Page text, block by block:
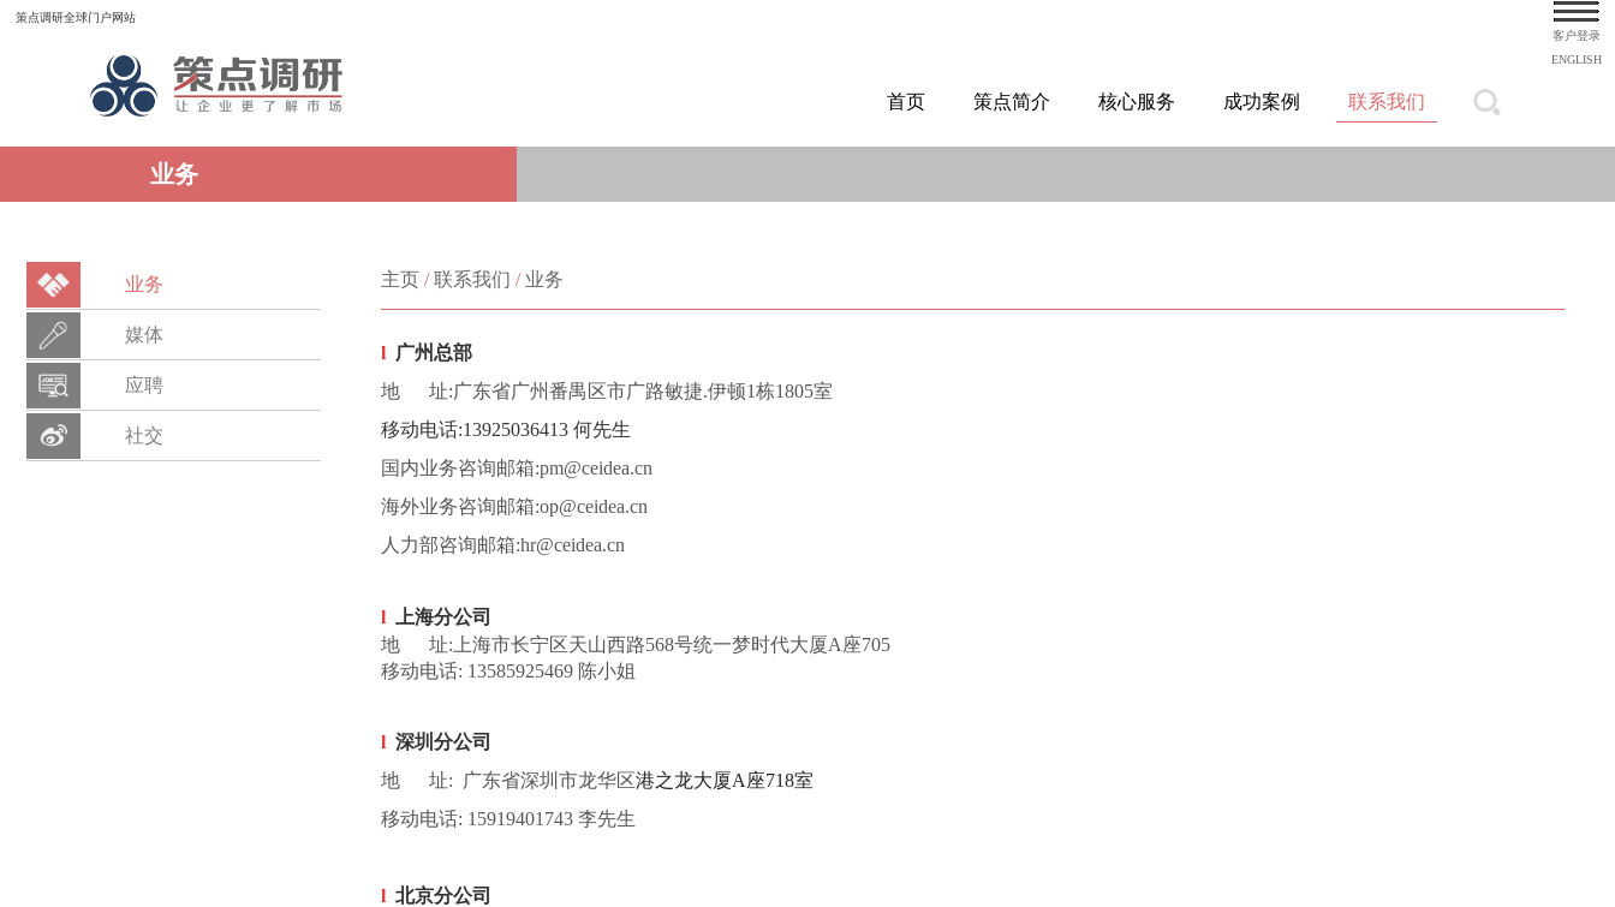
策点调研全球门户网站
客户登录
ENGLISH
首页 策点简介 核心服务 成功案例 联系我们
业务
业务
媒体
应聘
社交
主页 /联系我们 / 业务
l 广州总部
地 址:广东省广州番禺区市广路敏捷.伊顿1栋1805室
移动电话:13925036413 何先生
国内业务咨询邮箱:pm@ceidea.cn
海外业务咨询邮箱:op@ceidea.cn
人力部咨询邮箱:hr@ceidea.cn
l
上海分公司
地 址:上海市长宁区天山西路568号统一梦时代大厦A座705
移动电话: 13585925469 陈小姐
l 深圳分公司
地 址: 广东省深圳市龙华区港之龙大厦A座718室
移动电话: 15919401743 李先生
l 北京分公司